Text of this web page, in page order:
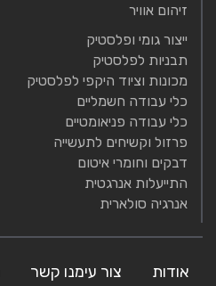
זיהום אוויר
ייצור גומי ופלסטיק
תבניות לפלסטיק
מכונות וציוד היקפי לפלסטיק
כלי עבודה חשמליים
כלי עבודה פניאומטיים
פרזול וקשיחים לתעשייה
דבקים וחומרי איטום
התייעלות אנרגטית
אנרגיה סולארית
אודות צור עימנו קשר